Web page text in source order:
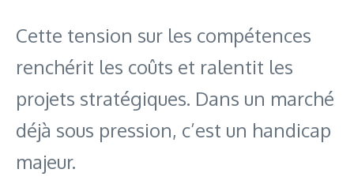
Cette tension sur les compétences
renchérit les coûts et ralentit les
projets stratégiques. Dans un marché
déjà sous pression, c’est un handicap
majeur.